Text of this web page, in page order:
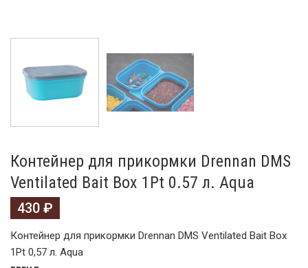
Контейнер для прикормки Drennan DMS
Ventilated Bait Box 1Pt 0.57 л. Aqua
430 ₽
Контейнер для прикормки Drennan DMS Ventilated Bait Box
1Pt 0,57 л. Aqua